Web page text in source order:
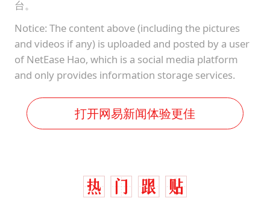
台。
Notice: The content above (including the pictures
and videos if any) is uploaded and posted by a user
of NetEase Hao, which is a social media platform
and only provides information storage services.
打开网易新闻体验更佳